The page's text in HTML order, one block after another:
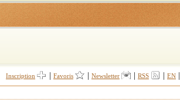
Inscription Favoris Newsletter RSS EN